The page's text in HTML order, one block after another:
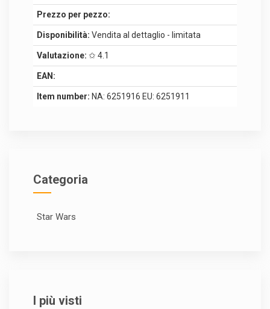
Prezzo per pezzo:
Disponibilità: Vendita al dettaglio - limitata
Valutazione: ✩ 4.1
EAN:
Item number: NA: 6251916 EU: 6251911
Categoria
Star Wars
I più visti